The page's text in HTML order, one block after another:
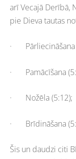
arī Vecajā Derībā,
pie Dieva tautas
· Pārliecināšana
· Pamācīšana
· Nožēla (5:12);
· Brīdināšana
Šis un daudzi citi